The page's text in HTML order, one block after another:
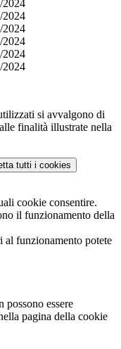
si avvalgono di
finalità illustrate nella
tutti i cookies
cookie consentire.
il funzionamento della
al funzionamento potete
possono essere
pagina della cookie